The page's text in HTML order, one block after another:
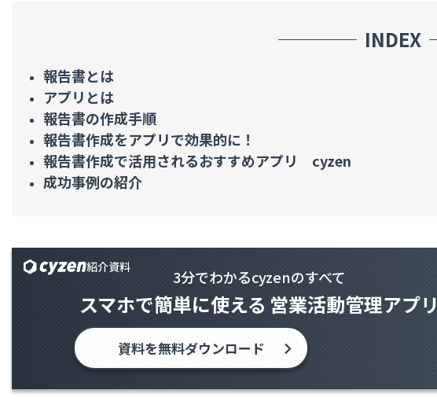
INDEX
報告書とは
アプリとは
報告書の作成手順
報告書作成をアプリで効果的に！
報告書作成で活用されるおすすめアプリ cyzen
成功事例の紹介
紹介資料 3分でわかるcyzenのすべて
スマホで簡単に使える 営業活動管理アプリ
資料を無料ダウンロード